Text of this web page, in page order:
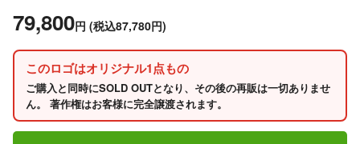
79,800円 (税込87,780円)
このロゴはオリジナル1点もの
ご購入と同時にSOLD OUTとなり、その後の再販は一切ありませ
ん。 著作権はお客様に完全譲渡されます。